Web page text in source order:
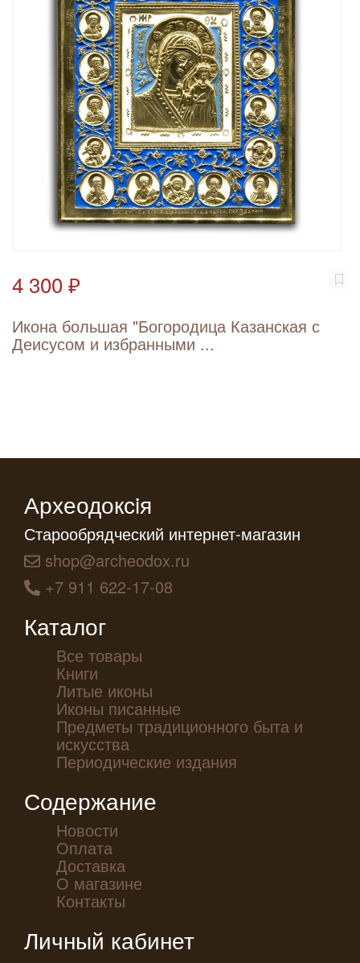
4 300 ₽
Икона большая "Богородица Казанская с
Деисусом и избранными ...
Археодоксiя
Старообрядческий интернет-магазин
shop@archeodox.ru
+7 911 622-17-08
Каталог
Все товары
Книги
Литые иконы
Иконы писанные
Предметы традиционного быта и
искусства
Периодические издания
Содержание
Новости
Оплата
Доставка
О магазине
Контакты
Личный кабинет